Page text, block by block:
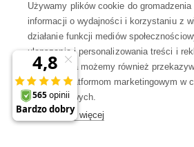
Wszystko o zakupach
Kontakt
Skontaktuj się z Nami
Używamy plików cookie do
informacji o wydajności i korzystaniu z
działanie funkcji mediów
ulepszania i personalizowania treści i
użytkownika możemy również
osobowe platformom marketingowym w
marketingowych.
Dowiedz się więcej